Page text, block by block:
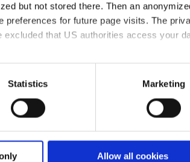
but not stored there. Then an
preferences for future page visits. The
that US authorities access your
visit our data privacy statement
Statistics Marketing
Allow all cookies
67895
67995